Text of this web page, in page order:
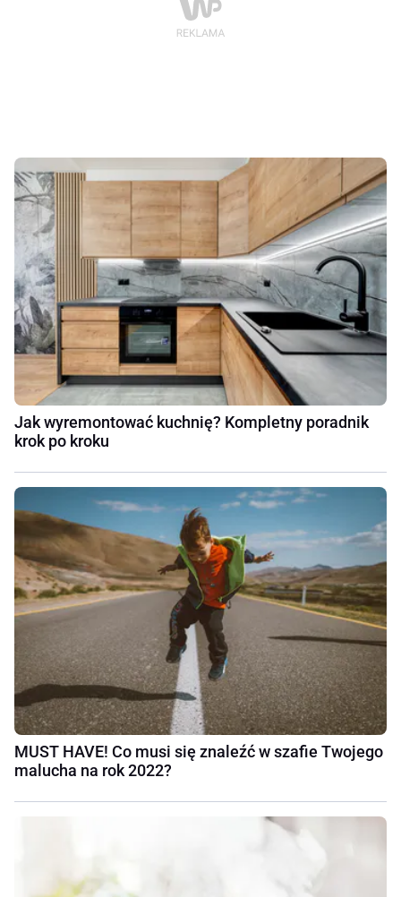
Jak wyremontować kuchnię? Kompletny poradnik
krok po kroku
MUST HAVE! Co musi się znaleźć w szafie Twojego
malucha na rok 2022?